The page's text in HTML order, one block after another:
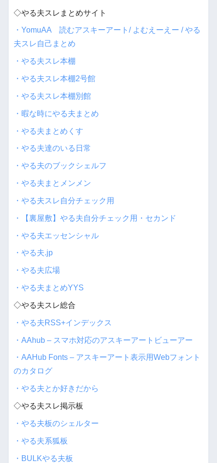
◇やる夫スレまとめサイト
・YomuAA 読むアスキーアート/ よむえーえー / やる
夫スレ自己まとめ
・やる夫スレ本棚
・やる夫スレ本棚2号館
・やる夫スレ本棚別館
・暇な時にやる夫まとめ
・やる夫まとめくす
・やる夫達のいる日常
・やる夫のブックシェルフ
・やる夫まとメンメン
・やる夫スレ自分チェック用
・【裏屋敷】やる夫自分チェック用・セカンド
・やる夫エッセンシャル
・やる夫.jp
・やる夫広場
・やる夫まとめYYS
◇やる夫スレ総合
・やる夫RSS+インデックス
・AAhub – スマホ対応のアスキーアートビューアー
・AAHub Fonts – アスキーアート表示用Webフォント
のカタログ
・やる夫とか好きだから
◇やる夫スレ掲示板
・やる夫板のシェルター
・やる夫系狐板
・BULKやる夫板